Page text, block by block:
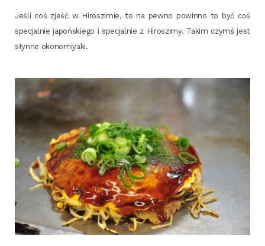
Jeśli coś zjeść w Hiro­szi­mie, to na pew­no powin­no to być coś
spe­cjal­nie japoń­skie­go i spe­cjal­nie z Hiro­szi­my. Takim czymś jest
słyn­ne okonomiyaki.